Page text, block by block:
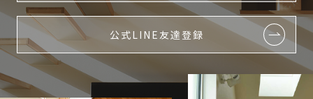
公式LINE友達登録